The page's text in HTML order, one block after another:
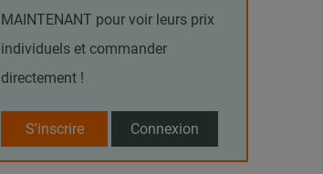
MAINTENANT pour voir leurs prix
individuels et commander
directement !
S'inscrire Connexion